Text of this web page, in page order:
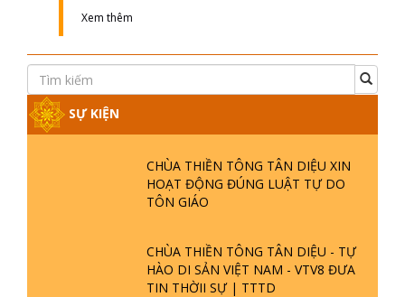
Xem thêm
SỰ KIỆN
CHÙA THIỀN TÔNG TÂN DIỆU XIN
HOẠT ĐỘNG ĐÚNG LUẬT TỰ DO
TÔN GIÁO
CHÙA THIỀN TÔNG TÂN DIỆU - TỰ
HÀO DI SẢN VIỆT NAM - VTV8 ĐƯA
TIN THỜII SỰ | TTTD